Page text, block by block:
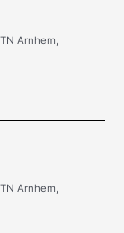
Arnhem,
Arnhem,